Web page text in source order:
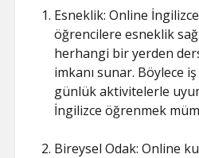
Esneklik: Online
öğrencilere esneklik
herhangi bir yerden
imkanı sunar. Böylece
günlük aktivitelerle
İngilizce öğrenmek
Bireysel Odak: Online